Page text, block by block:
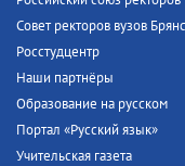
Совет ректоров вузов
Росстудцентр
Наши партнёры
Образование на русском
Портал «Русский язык»
Учительская газета